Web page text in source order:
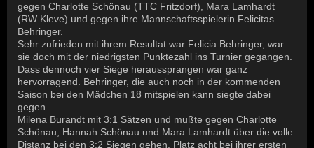
gegen Charlotte Schönau (TTC Fritzdorf), Mara Lamhardt
(RW Kleve) und gegen ihre Mannschaftsspielerin Felicitas
Behringer.
Sehr zufrieden mit ihrem Resultat war Felicia Behringer, war
sie doch mit der niedrigsten Punktezahl ins Turnier gegangen.
Dass dennoch vier Siege heraussprangen war ganz
hervorragend. Behringer, die auch noch in der kommenden
Saison bei den Mädchen 18 mitspielen kann siegte dabei
gegen
Milena Burandt mit 3:1 Sätzen und mußte gegen Charlotte
Schönau, Hannah Schönau und Mara Lamhardt über die volle
Distanz bei den 3:2 Siegen gehen. Platz acht bei ihrer ersten